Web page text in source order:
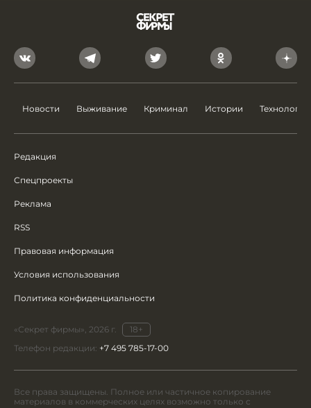
Новости Выживание Криминал Истории Технологии
Редакция
Спецпроекты
Реклама
RSS
Правовая информация
Условия использования
Политика конфиденциальности
«Секрет фирмы», 2026 г.
18+
Телефон редакции: +7 495 785-17-00
Все права защищены. Полное или частичное копирование
материалов в коммерческих целях возможно только с